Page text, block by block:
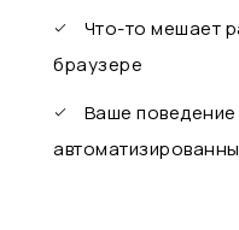
Что-то мешает
браузере
Ваше